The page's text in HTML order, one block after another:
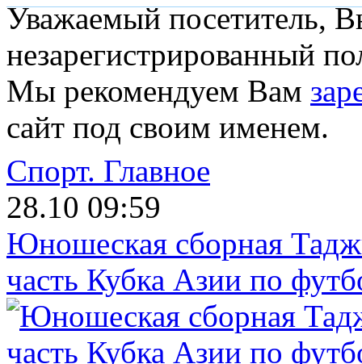
Уважаемый посетитель,
незарегистрированный
Мы рекомендуем Вам
сайт под своим именем.
Спорт. Главное
28.10 09:59
Юношеская сборная
часть Кубка Азии по